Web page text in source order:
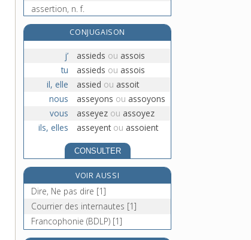
assertion, n. f.
assertoire, adj.
assertorique, adj.
asservir, v. tr.
asservissant, -ante, adj.
asservissement, n. m.
CONJUGAISON
j’ assieds ou assois
tu
assieds ou assois
il, elle
assied ou assoit
nous
asseyons ou assoyons
vous
asseyez ou assoyez
ils, elles
asseyent ou assoient
CONSULTER
VOIR AUSSI
Dire, Ne pas dire [1]
Courrier des internautes [1]
Francophonie (BDLP) [1]